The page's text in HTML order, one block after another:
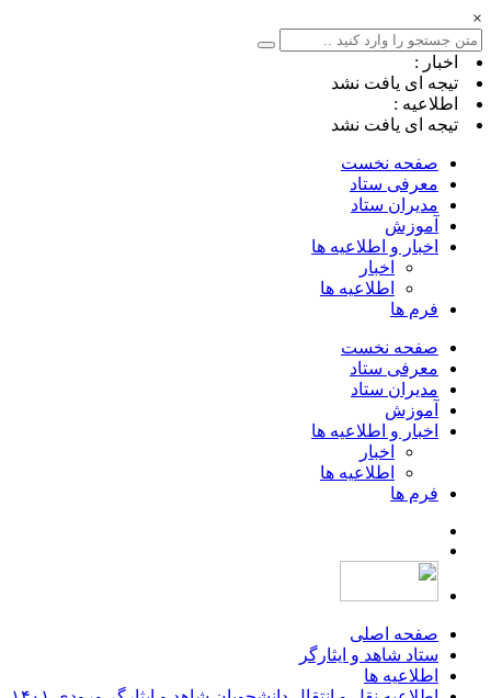
×
اخبار :
تیجه ای یافت نشد
اطلاعیه :
تیجه ای یافت نشد
صفحه نخست
معرفی ستاد
مدیران ستاد
آموزش
اخبار و اطلاعیه ها
اخبار
اطلاعیه ها
فرم ها
صفحه نخست
معرفی ستاد
مدیران ستاد
آموزش
اخبار و اطلاعیه ها
اخبار
اطلاعیه ها
فرم ها
صفحه اصلی
ستاد شاهد و ایثارگر
اطلاعیه ها